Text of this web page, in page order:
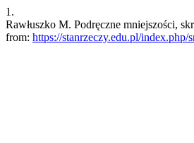
1.
Rawłuszko M. Podręczne mniejszości,
from: https://stanrzeczy.edu.pl/index.php/